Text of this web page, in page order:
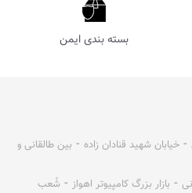
بسته بندی ایمن
⁃ خیابان شهید قنادان زاده ⁃ بین طالقانی و
⁃ بازار بزرگ کامپیوتر اهواز ⁃ شُعب